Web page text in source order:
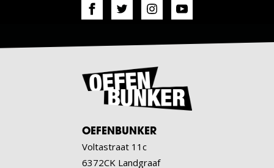
OEFENBUNKER
Voltastraat 11c
6372CK Landgraaf